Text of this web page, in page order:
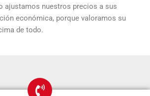
ajustamos nuestros precios a sus
económica, porque valoramos su
de todo.